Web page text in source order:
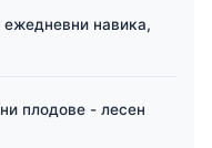
ежедневни навика,
плодове - лесен